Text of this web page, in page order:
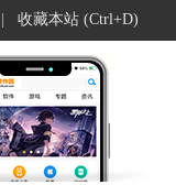
收藏本站 (Ctrl+D)